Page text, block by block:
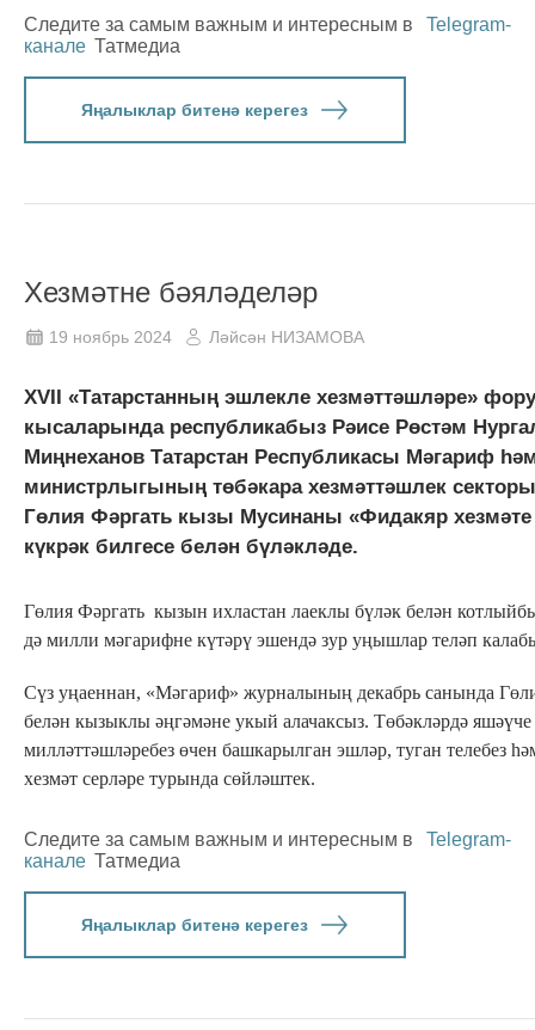
Следите за самым важным и интересным в
Telegram-
канале Татмедиа
Яңалыклар битенә керегез
Хезмәтне бәяләделәр
19 ноябрь 2024 Ләйсән НИЗАМОВА
XVII «Татарстанның эшлекле хезмәттәшләре»
кысаларында республикабыз Рәисе Рөстәм
Миңнеханов Татарстан Республикасы Мәгариф
министрлыгының төбәкара хезмәттәшлек
Гөлия Фәргать кызы Мусинаны «Фидакяр хезмәте
күкрәк билгесе белән бүләкләде.
Гөлия Фәргать кызын ихластан лаеклы бүләк белән
дә милли мәгарифне күтәрү эшендә зур уңышлар теләп
Сүз уңаеннан, «Мәгариф» журналының декабрь санында
белән кызыклы әңгәмәне укый алачаксыз. Төбәкләрдә яшәүче
милләттәшләребез өчен башкарылган эшләр, туган телебез
хезмәт серләре турында сөйләштек.
Следите за самым важным и интересным в
Telegram-
канале Татмедиа
Яңалыклар битенә керегез